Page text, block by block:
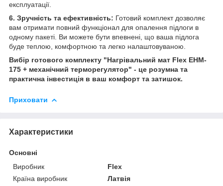
експлуатації.
6. Зручність та ефективність: Готовий комплект дозволяє
вам отримати повний функціонал для опалення підлоги в
одному пакеті. Ви можете бути впевнені, що ваша підлога
буде теплою, комфортною та легко налаштовуваною.
Вибір готового комплекту "Нагрівальний мат Flex EHM-
175 + механічний терморегулятор" - це розумна та
практична інвестиція в ваш комфорт та затишок.
Приховати
Характеристики
Основні
Виробник
Flex
Країна виробник
Латвія